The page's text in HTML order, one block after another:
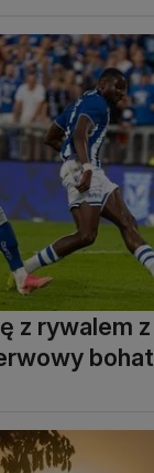
z rywalem